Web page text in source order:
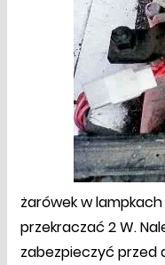
żarówek w
przekraczać 2 W.
zabezpieczyć przed